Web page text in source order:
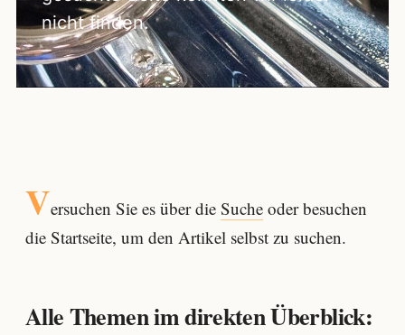
nicht finden.
Versuchen Sie es über die Sucheoder besuchen
die Startseite, um den Artikel selbst zu suchen.
Alle Themen im direkten Überblick: